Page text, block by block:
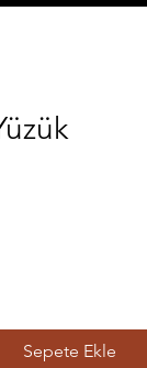
Sepete Ekle